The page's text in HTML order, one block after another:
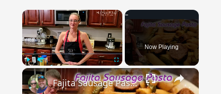
×
Play Unmute Fullscreen
Now Playing
×
Fajita Sausage Pasta | Dining In With Danielle